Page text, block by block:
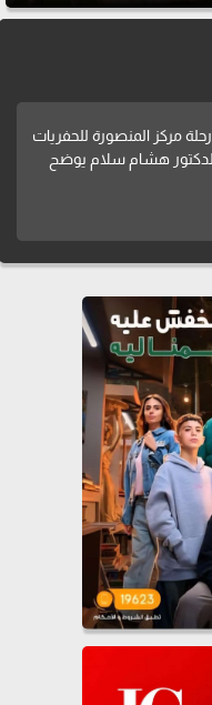
مركز المنصورة للحفريات
الدكتور هشام سلام يوضح